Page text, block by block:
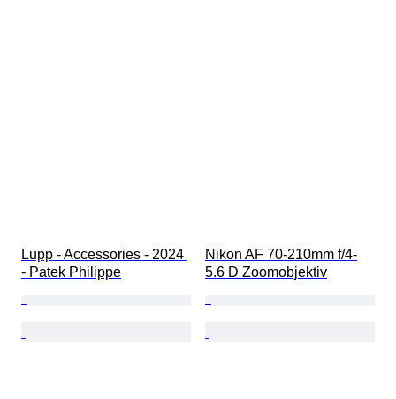
Lupp - Accessories - 2024
- Patek Philippe
Nikon AF 70-210mm f/4-
5.6 D Zoomobjektiv